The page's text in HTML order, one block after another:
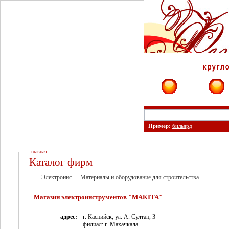
Пример: бильярд
главная
Каталог фирм
Электроинс Материалы и оборудование для строительства
Магазин электроинструментов "MAKITA"
адрес:
г. Каспийск, ул. А. Султан, 3
филиал: г. Махачкала